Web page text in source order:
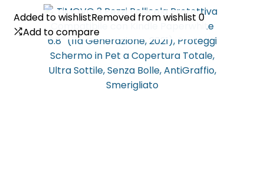
Added to wishlistRemoved from wishlist 0
Add to compare
Added to wishlistRemoved from wishlist 0
Add to compare